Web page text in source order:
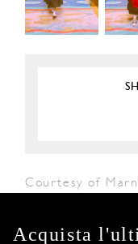
Courtesy of
Acquista